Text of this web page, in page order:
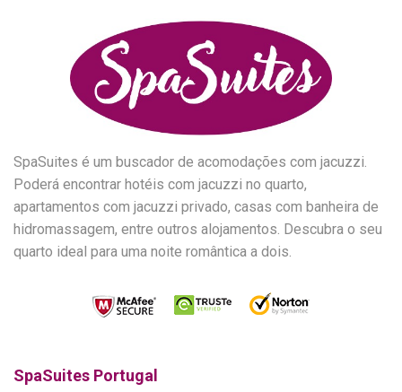
SpaSuites é um buscador de acomodações com jacuzzi.
Poderá encontrar hotéis com jacuzzi no quarto,
apartamentos com jacuzzi privado, casas com banheira de
hidromassagem, entre outros alojamentos. Descubra o seu
quarto ideal para uma noite romântica a dois.
SpaSuites Portugal